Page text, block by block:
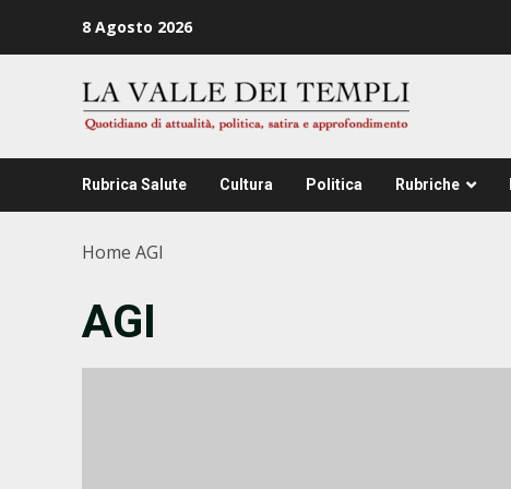
8 Agosto 2026
Rubrica Salute Cultura Politica Rubriche
Home AGI
AGI